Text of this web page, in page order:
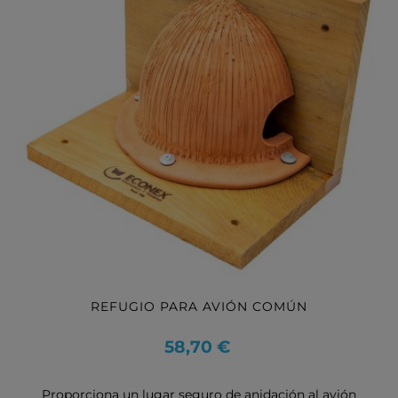
REFUGIO PARA AVIÓN COMÚN
Precio
58,70 €
Proporciona un lugar seguro de anidación al avión